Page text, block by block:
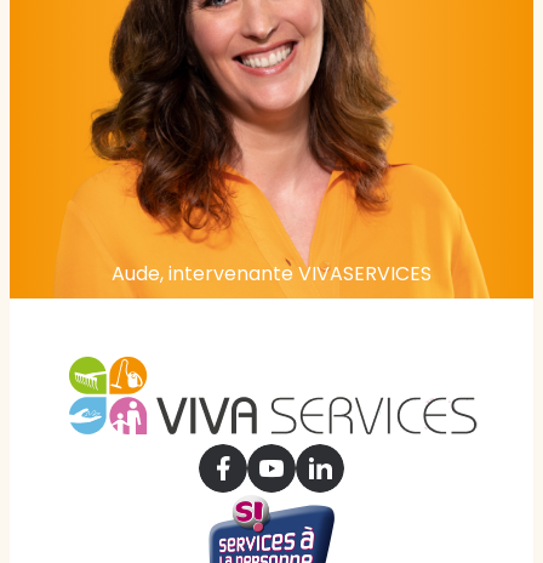
Aude, intervenante VIVASERVICES